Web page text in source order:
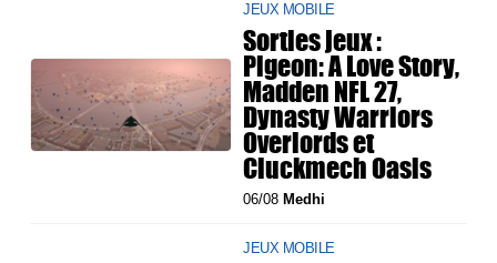
JEUX MOBILE
Sorties jeux :
Pigeon: A Love Story,
Madden NFL 27,
Dynasty Warriors
Overlords et
Cluckmech Oasis
06/08 Medhi
JEUX MOBILE